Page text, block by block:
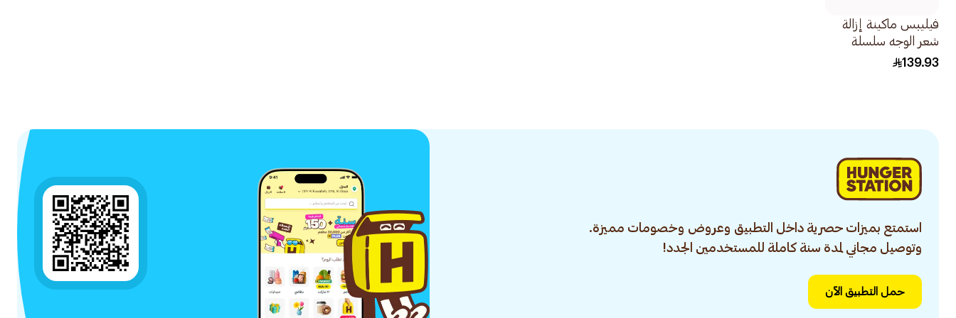
فيليبس ماكينة إزالة
شعر الوجه سلسلة
5000 وردي ليشي139.93
استمتع بميزات حصرية داخل التطبيق وعروض وخصومات مميزة.
وتوصيل مجاني لمدة سنة كاملة للمستخدمين الجدد!
حمل التطبيق الآن